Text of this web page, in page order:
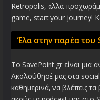
Retropolis, αλλά
game, start your journey!
Έλα στην παρέα του
Το SavePoint.gr είναι μια
Ακολούθησέ μας στα
καθημερινά, να βλέπεις